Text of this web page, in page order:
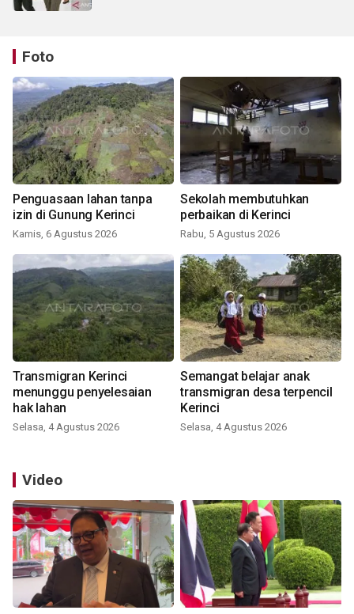
Foto
Penguasaan lahan tanpa
izin di Gunung Kerinci
Kamis, 6 Agustus 2026
Sekolah membutuhkan
perbaikan di Kerinci
Rabu, 5 Agustus 2026
Transmigran Kerinci
menunggu penyelesaian
hak lahan
Selasa, 4 Agustus 2026
Semangat belajar anak
transmigran desa terpencil
Kerinci
Selasa, 4 Agustus 2026
Video